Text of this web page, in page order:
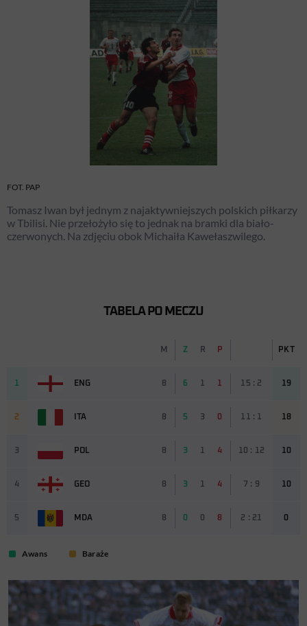
FOT. PAP
Tomasz Iwan był jednym z najaktywniejszych polskich piłkarzy
w Tbilisi. Nie przełożyło się to jednak na bramki dla biało-
czerwonych. Na zdjęciu obok Michaiła Kawełaszwilego.
TABELA PO MECZU
M Z R P PKT
1 ENG 8 6 1 1 15 : 2 19
2 ITA 8 5 3 0 11 : 1 18
3 POL 8 3 1 4 10 : 12 10
4 GEO 8 3 1 4 7 : 9 10
5 MDA 8 0 0 8 2 : 21 0
Awans Baraże